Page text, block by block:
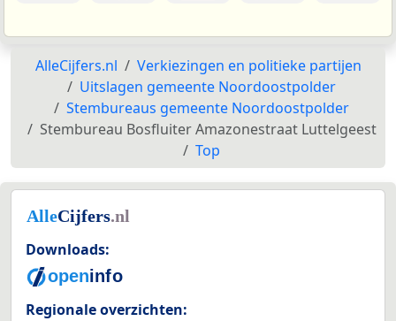
AlleCijfers.nl
Verkiezingen en politieke partijen
Uitslagen gemeente Noordoostpolder
Stembureaus gemeente Noordoostpolder
Stembureau Bosfluiter Amazonestraat Luttelgeest
Top
Downloads:
Regionale overzichten: